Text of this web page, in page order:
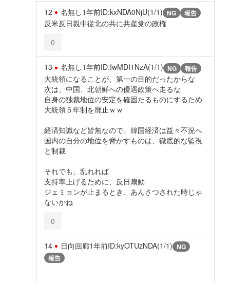
12 名無し1年前ID:kxNDA0NjU(1/1) NG 報告
反米反日親中従北の共に共産党の政権
0
13 名無し1年前ID:IwMDI1NzA(1/1) NG 報告
大統領になることが、第一の目的だったからな
次は、中国、北朝鮮への優遇政策へ走るな
自身の独裁地位の安定を確固たるものにするため
大統領５年制を廃止ｗｗ
経済知識など皆無なので、韓国経済は益々不況へ
国内の自分の地位を脅かすものは、徹底的な監視
と制裁
それでも、乱れれば
支持率上げるために、反日扇動
ジェミョンが止まるとき、あんさつされた時じゃ
ないかね
0
14 日向回廊1年前ID:kyOTUzNDA(1/1) NG
報告